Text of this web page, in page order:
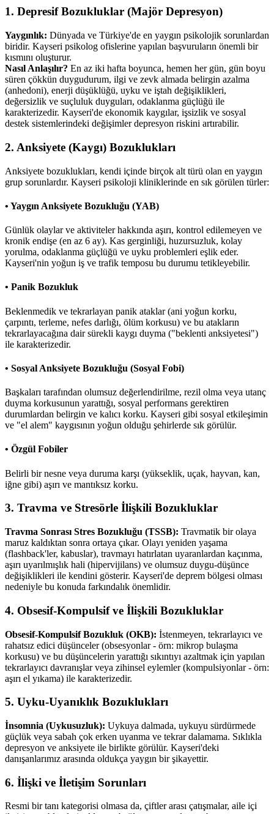
1. Depresif Bozukluklar (Majör Depresyon)
Yaygınlık: Dünyada ve Türkiye'de en yaygın psikolojik sorunlardan
biridir. Kayseri psikolog ofislerine yapılan başvuruların önemli bir
kısmını oluşturur.
Nasıl Anlaşılır? En az iki hafta boyunca, hemen her gün, gün boyu
süren çökkün duygudurum, ilgi ve zevk almada belirgin azalma
(anhedoni), enerji düşüklüğü, uyku ve iştah değişiklikleri,
değersizlik ve suçluluk duyguları, odaklanma güçlüğü ile
karakterizedir. Kayseri'de ekonomik kaygılar, işsizlik ve sosyal
destek sistemlerindeki değişimler depresyon riskini artırabilir.
2. Anksiyete (Kaygı) Bozuklukları
Anksiyete bozuklukları, kendi içinde birçok alt türü olan en yaygın
grup sorunlardır. Kayseri psikoloji kliniklerinde en sık görülen türler:
• Yaygın Anksiyete Bozukluğu (YAB)
Günlük olaylar ve aktiviteler hakkında aşırı, kontrol edilemeyen ve
kronik endişe (en az 6 ay). Kas gerginliği, huzursuzluk, kolay
yorulma, odaklanma güçlüğü ve uyku problemleri eşlik eder.
Kayseri'nin yoğun iş ve trafik temposu bu durumu tetikleyebilir.
• Panik Bozukluk
Beklenmedik ve tekrarlayan panik ataklar (ani yoğun korku,
çarpıntı, terleme, nefes darlığı, ölüm korkusu) ve bu atakların
tekrarlayacağına dair sürekli kaygı duyma ("beklenti anksiyetesi")
ile karakterizedir.
• Sosyal Anksiyete Bozukluğu (Sosyal Fobi)
Başkaları tarafından olumsuz değerlendirilme, rezil olma veya utanç
duyma korkusunun yarattığı, sosyal performans gerektiren
durumlardan belirgin ve kalıcı korku. Kayseri gibi sosyal etkileşimin
ve "el alem" kaygısının yoğun olduğu şehirlerde sık görülür.
• Özgül Fobiler
Belirli bir nesne veya duruma karşı (yükseklik, uçak, hayvan, kan,
iğne gibi) aşırı ve mantıksız korku.
3. Travma ve Stresörle İlişkili Bozukluklar
Travma Sonrası Stres Bozukluğu (TSSB): Travmatik bir olaya
maruz kaldıktan sonra ortaya çıkar. Olayı yeniden yaşama
(flashback'ler, kabuslar), travmayı hatırlatan uyaranlardan kaçınma,
aşırı uyarılmışlık hali (hipervijilans) ve olumsuz duygu-düşünce
değişiklikleri ile kendini gösterir. Kayseri'de deprem bölgesi olması
nedeniyle bu konuda farkındalık önemlidir.
4. Obsesif-Kompulsif ve İlişkili Bozukluklar
Obsesif-Kompulsif Bozukluk (OKB): İstenmeyen, tekrarlayıcı ve
rahatsız edici düşünceler (obsesyonlar - örn: mikrop bulaşma
korkusu) ve bu düşüncelerin yarattığı sıkıntıyı azaltmak için yapılan
tekrarlayıcı davranışlar veya zihinsel eylemler (kompulsiyonlar - örn:
aşırı el yıkama) ile karakterizedir.
5. Uyku-Uyanıklık Bozuklukları
İnsomnia (Uykusuzluk): Uykuya dalmada, uykuyu sürdürmede
güçlük veya sabah çok erken uyanma ve tekrar dalamama. Sıklıkla
depresyon ve anksiyete ile birlikte görülür. Kayseri'deki
danışanlarımız arasında oldukça yaygın bir şikayettir.
6. İlişki ve İletişim Sorunları
Resmi bir tanı kategorisi olmasa da, çiftler arası çatışmalar, aile içi